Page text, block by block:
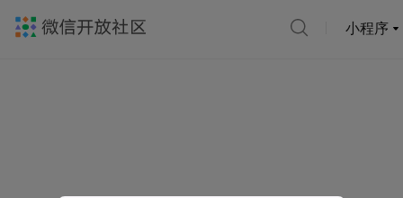
小程序